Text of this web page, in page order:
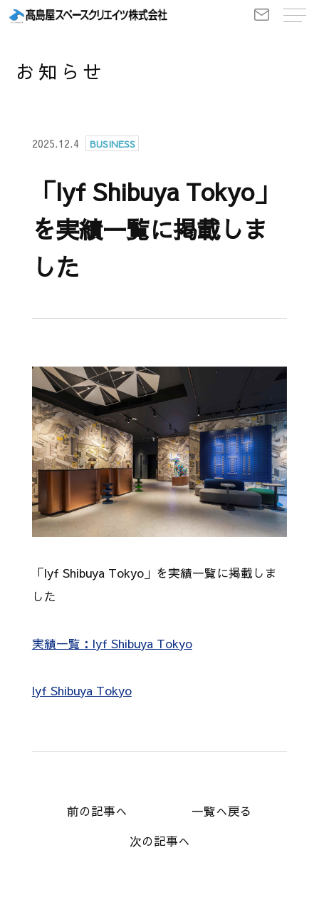
お知らせ
2025.12.4 BUSINESS
「lyf Shibuya Tokyo」
を実績一覧に掲載しま
した
「lyf Shibuya Tokyo」を実績一覧に掲載しま
した
実績一覧：lyf Shibuya Tokyo
lyf Shibuya Tokyo
前の記事へ
一覧へ戻る
次の記事へ